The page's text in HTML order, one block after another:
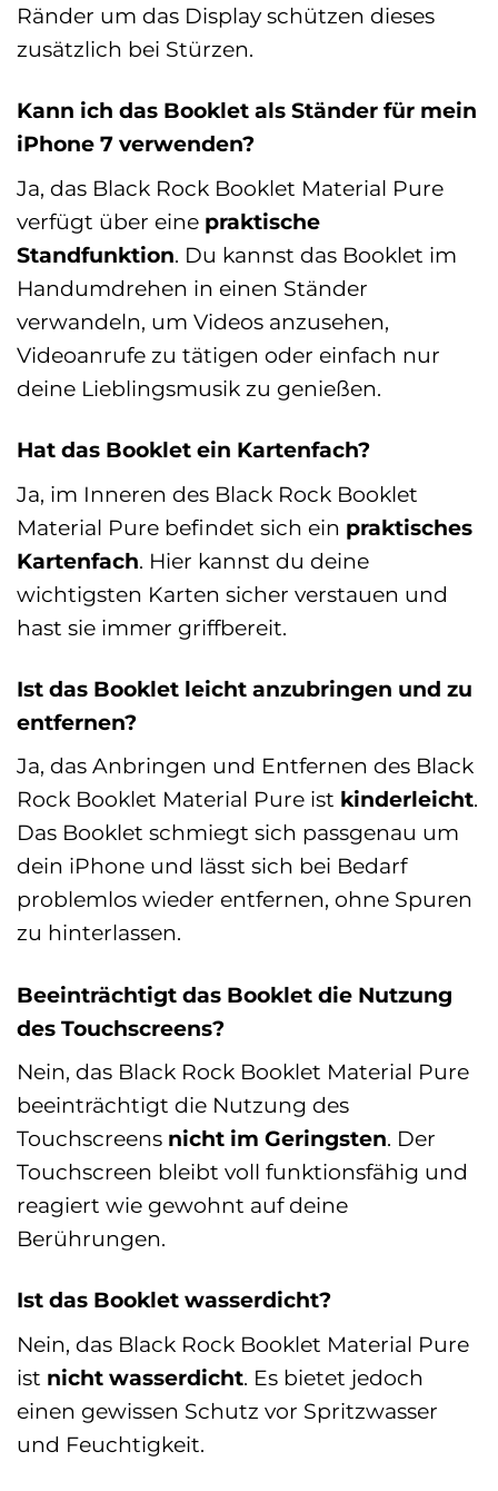
Ränder um das Display schützen dieses
zusätzlich bei Stürzen.
Kann ich das Booklet als Ständer für mein
iPhone 7 verwenden?
Ja, das Black Rock Booklet Material Pure
verfügt über eine praktische
Standfunktion. Du kannst das Booklet im
Handumdrehen in einen Ständer
verwandeln, um Videos anzusehen,
Videoanrufe zu tätigen oder einfach nur
deine Lieblingsmusik zu genießen.
Hat das Booklet ein Kartenfach?
Ja, im Inneren des Black Rock Booklet
Material Pure befindet sich ein praktisches
Kartenfach. Hier kannst du deine
wichtigsten Karten sicher verstauen und
hast sie immer griffbereit.
Ist das Booklet leicht anzubringen und zu
entfernen?
Ja, das Anbringen und Entfernen des Black
Rock Booklet Material Pure ist kinderleicht.
Das Booklet schmiegt sich passgenau um
dein iPhone und lässt sich bei Bedarf
problemlos wieder entfernen, ohne Spuren
zu hinterlassen.
Beeinträchtigt das Booklet die Nutzung
des Touchscreens?
Nein, das Black Rock Booklet Material Pure
beeinträchtigt die Nutzung des
Touchscreens nicht im Geringsten. Der
Touchscreen bleibt voll funktionsfähig und
reagiert wie gewohnt auf deine
Berührungen.
Ist das Booklet wasserdicht?
Nein, das Black Rock Booklet Material Pure
ist nicht wasserdicht. Es bietet jedoch
einen gewissen Schutz vor Spritzwasser
und Feuchtigkeit.